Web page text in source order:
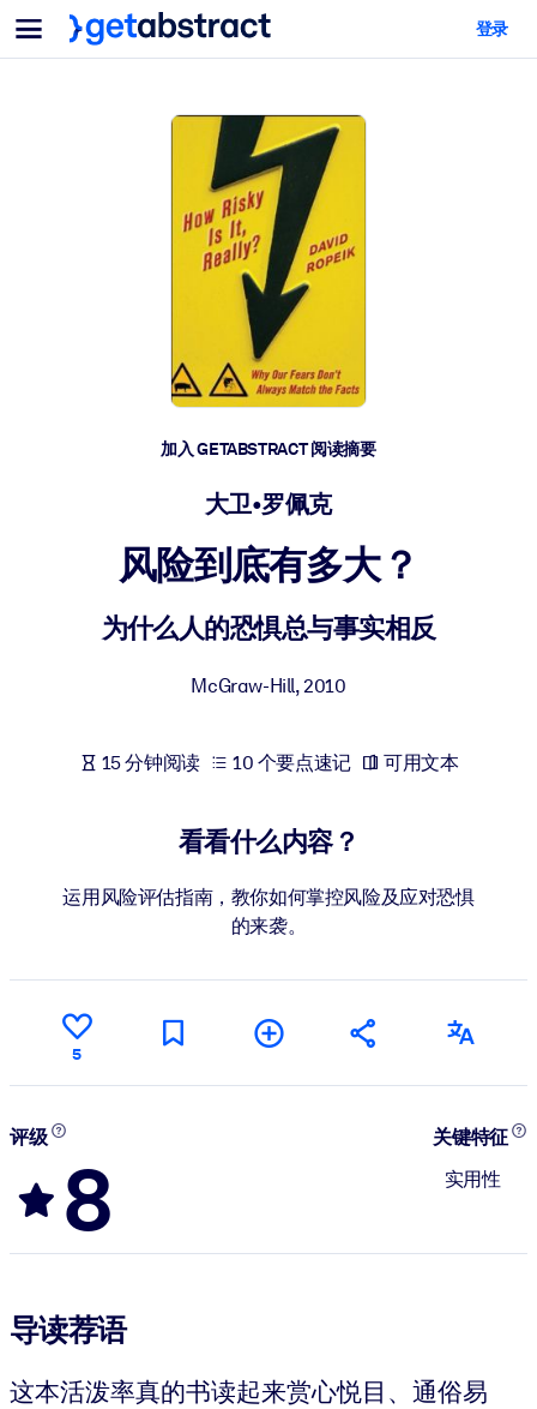
菜单
面向团队与管理者
为您的员工配备关键的人工智能技能。
帮助您的管理者为未来的工作时代做好准备。
让团队更轻松地共同学习、解决实际问题并更快采取行动。
技能提升与重塑
培养您的员工应对未来挑战所需的技能。
面向 LMS/LXP
将简短且经过验证的知识引入您的 LMS/LXP，以获得更强的学习效
利用可靠、结构化的知识为您的人工智能系统提供动力，以改善输
面向人工智能系统
登录
加入 GETABSTRACT 阅读摘要
大卫•罗佩克
风险到底有多大？
为什么人的恐惧总与事实相反
McGraw-Hill,2010
15 分钟阅读 10 个要点速记 可用文本
看看什么内容？
运用风险评估指南，教你如何掌控风险及应对恐惧
的来袭。
5
评级
8
关键特征
实用性
导读荐语
这本活泼率真的书读起来赏心悦目、通俗易